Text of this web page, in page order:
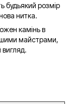
будьякий розмір
нитка.
камінь в
майстрами,